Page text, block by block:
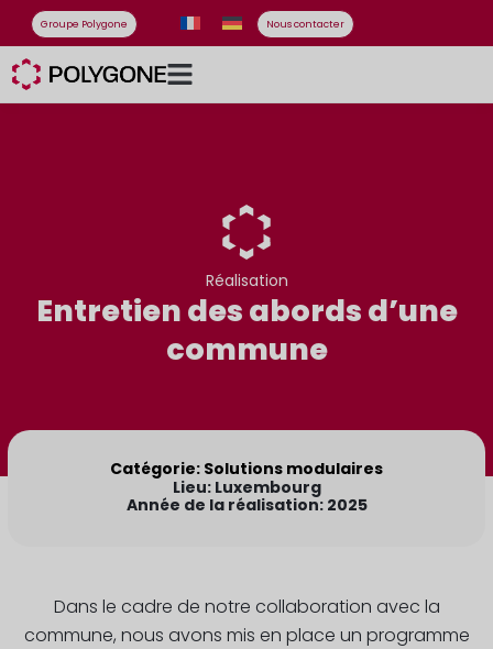
Groupe Polygone Nous contacter
Réalisation
Entretien des abords d’une
commune
Catégorie: Solutions modulaires
Lieu: Luxembourg
Année de la réalisation: 2025
Dans le cadre de notre collaboration avec la
commune, nous avons mis en place un programme